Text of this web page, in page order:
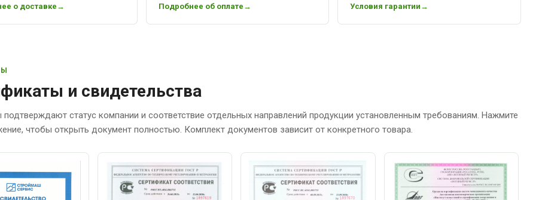
о доставке Подробнее об оплате Условия гарантии
и свидетельства
статус компании и соответствие отдельных направлений продукции установленным требованиям. Нажмите
чтобы открыть документ полностью. Комплект документов зависит от конкретного товара.